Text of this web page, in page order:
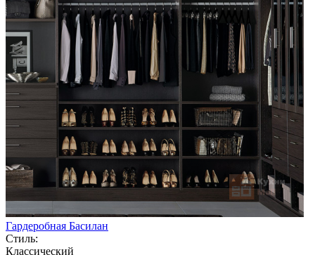
Гардеробная Басилан
Стиль:
Классический